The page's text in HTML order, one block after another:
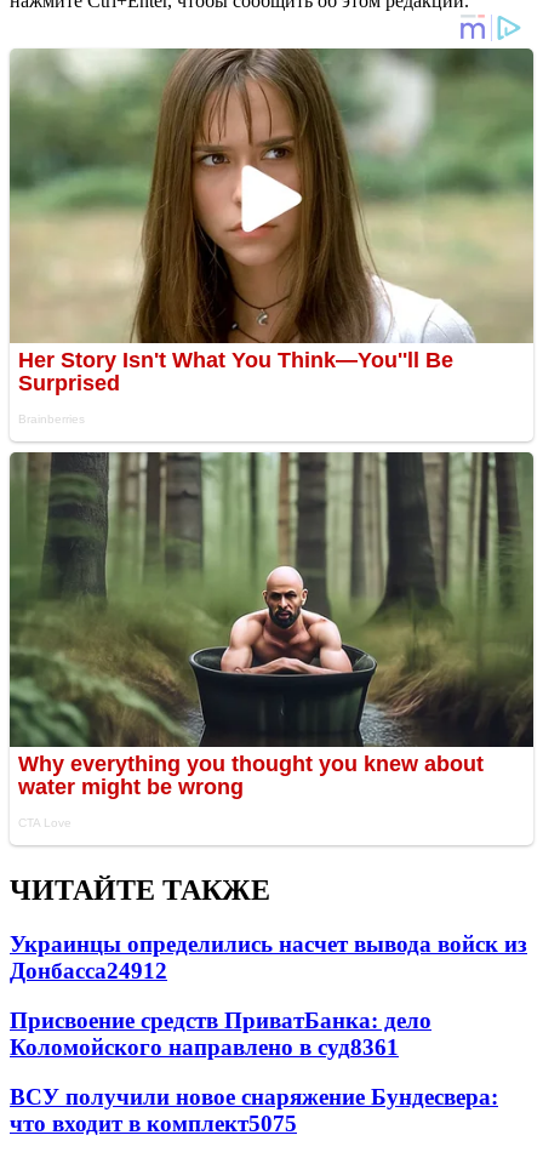
ЧИТАЙТЕ ТАКЖЕ
Украинцы определились насчет вывода войск из
Донбасса24912
Присвоение средств ПриватБанка: дело
Коломойского направлено в суд8361
ВСУ получили новое снаряжение Бундесвера:
что входит в комплект5075